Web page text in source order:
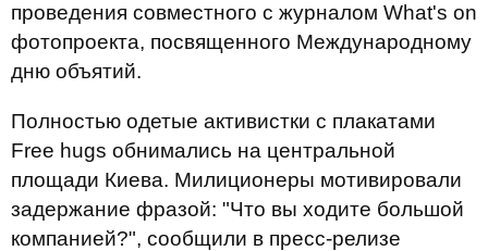
проведения совместного с журналом What's on
фотопроекта, посвященного Международному
дню объятий.
Полностью одетые активистки с плакатами
Free hugs обнимались на центральной
площади Киева. Милиционеры мотивировали
задержание фразой: "Что вы ходите большой
компанией?", сообщили в пресс-релизе